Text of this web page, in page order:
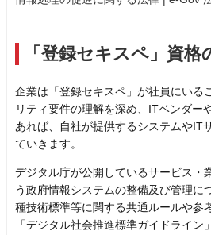
「登録セキスペ」資格
企業は「登録セキスペ」が社員にいる
リティ要件の理解を深め、ITベンダー
あれば、自社が提供するシステムやIT
ていきます。
デジタル庁が公開しているサービス・
う政府情報システムの整備及び管理に
種技術標準等に関する共通ルールや参
「デジタル社会推進標準ガイドライ